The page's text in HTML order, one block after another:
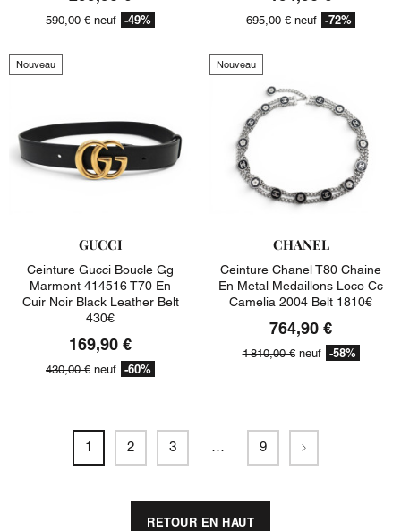
590,00 € neuf -49% 695,00 € neuf -72%
Nouveau
GUCCI
Ceinture Gucci Boucle Gg
Marmont 414516 T70 En
Cuir Noir Black Leather Belt
430€
169,90 €
430,00 € neuf -60%
Nouveau
CHANEL
Ceinture Chanel T80 Chaine
En Metal Medaillons Loco Cc
Camelia 2004 Belt 1810€
764,90 €
1 810,00 €neuf -58%
1 2 3 … 9 Suivant
RETOUR EN HAUT